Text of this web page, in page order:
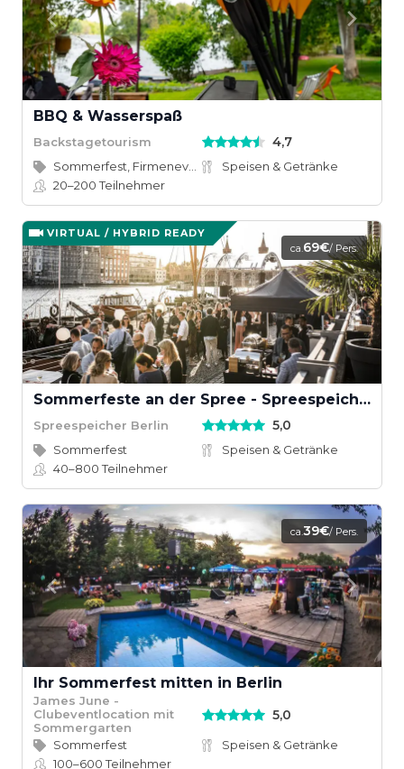
BBQ & Wasserspaß
Backstagetourism 4,7
Speisen & Getränke
20–200Teilnehmer
VIRTUAL / HYBRID READY
ca.69€/ Pers.
Sommerfeste an der Spree - Spreespeicher Berlin
Spreespeicher Berlin 5,0
Sommerfest
Speisen & Getränke
40–800Teilnehmer
ca.39€/ Pers.
Ihr Sommerfest mitten in Berlin
James June -
Clubeventlocation mit
Sommergarten
5,0
Sommerfest
Speisen & Getränke
100–600Teilnehmer